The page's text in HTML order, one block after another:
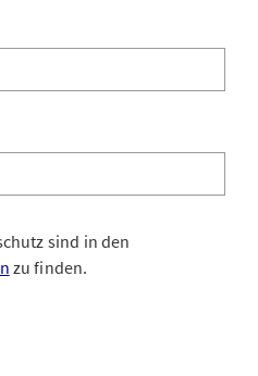
sind in den
zu finden.